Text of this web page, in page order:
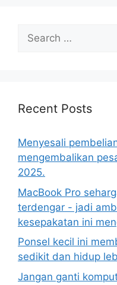
Search
for:
Recent Posts
Menyesali
mengembalikan
2025.
MacBook Pro
terdengar - jadi
kesepakatan ini
Ponsel kecil ini
sedikit dan hidup
Jangan ganti